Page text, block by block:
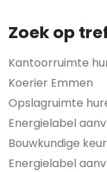
Zoek op
Kantoorruimte
Koerier Emmen
Opslagruimte
Energielabel
Bouwkundige
Energielabel